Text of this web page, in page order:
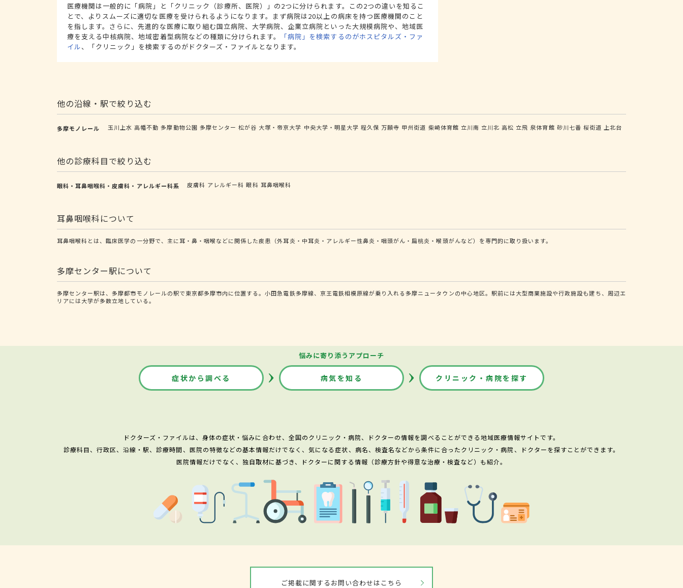
医療機関は一般的に「病院」と「クリニック（診療所、医院）」の2つに分けられます。この2つの違いを知るこ
とで、よりスムーズに適切な医療を受けられるようになります。まず病院は20以上の病床を持つ医療機関のこと
を指します。さらに、先進的な医療に取り組む国立病院、大学病院、企業立病院といった大規模病院や、地域医
療を支える中核病院、地域密着型病院などの種類に分けられます。
「病院」を検索するのがホスピタルズ・ファ
イル、「クリニック」を検索するのがドクターズ・ファイルとなります。
他の沿線・駅で絞り込む
多摩モノレール 玉川上水 高幡不動 多摩動物公園 多摩センター 松が谷 大塚・帝京大学 中央大学・明星大学 程久保 万願寺 甲州街道 柴崎体育館 立川南 立川北 高松 立飛 泉体育館 砂川七番 桜街道 上北台
他の診療科目で絞り込む
眼科・耳鼻咽喉科・皮膚科・アレルギー科系 皮膚科 アレルギー科 眼科 耳鼻咽喉科
耳鼻咽喉科について
耳鼻咽喉科とは、臨床医学の一分野で、主に耳・鼻・咽喉などに関係した疾患（外耳炎・中耳炎・アレルギー性鼻炎・咽頭がん・扁桃炎・喉頭がんなど）を専門的に取り扱います。
多摩センター駅について
多摩センター駅は、多摩都市モノレールの駅で東京都多摩市内に位置する。小田急電鉄多摩線、京王電鉄相模原線が乗り入れる多摩ニュータウンの中心地区。駅前には大型商業施設や行政施設も建ち、周辺エ
リアには大学が多数立地している。
悩みに寄り添うアプローチ
症状から調べる 病気を知る クリニック・病院を探す
ドクターズ・ファイルは、身体の症状・悩みに合わせ、全国のクリニック・病院、ドクターの情報を調べることができる地域医療情報サイトです。
診療科目、行政区、沿線・駅、診療時間、医院の特徴などの基本情報だけでなく、気になる症状、病名、検査名などから条件に合ったクリニック・病院、ドクターを探すことができます。
医院情報だけでなく、独自取材に基づき、ドクターに関する情報（診療方針や得意な治療・検査など）も紹介。
ご掲載に関するお問い合わせはこちら